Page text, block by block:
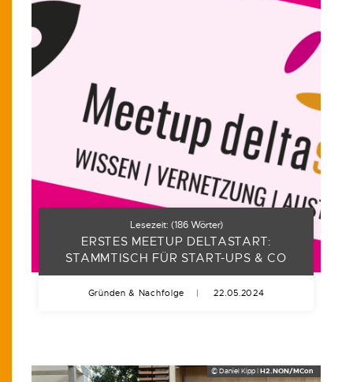
Lesezeit: (186Wörter)
ERSTES MEETUP DELTASTART:
STAMMTISCH FÜR START-UPS & CO
Gründen & Nachfolge 22.05.2024
© Daniel Kipp |H2.NON/MCon